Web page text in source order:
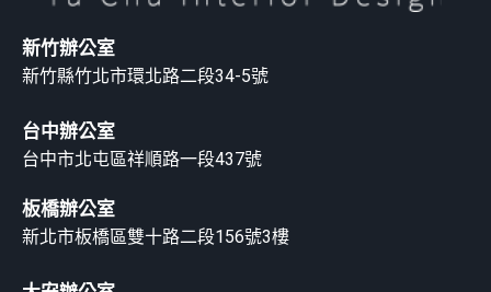
新竹辦公室
新竹縣竹北市環北路二段34-5號
台中辦公室
台中市北屯區祥順路一段437號
板橋辦公室
新北市板橋區雙十路二段156號3樓